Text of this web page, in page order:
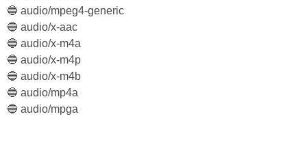
🔵 audio/mpeg4-generic
🔵 audio/x-aac
🔵 audio/x-m4a
🔵 audio/x-m4p
🔵 audio/x-m4b
🔵 audio/mp4a
🔵 audio/mpga